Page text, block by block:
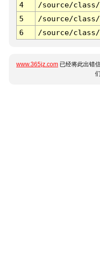
4
/source/
5
/source/
6
/source/
www.365jz.com 已经将此出错